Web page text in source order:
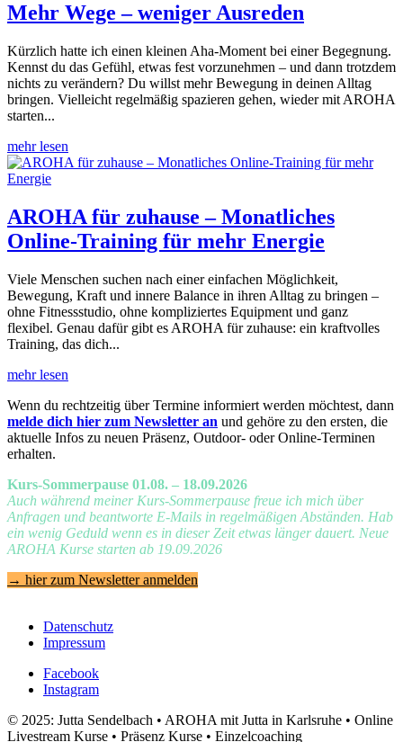
Mehr Wege – weniger Ausreden
Kürzlich hatte ich einen kleinen Aha-Moment bei einer Begegnung.
Kennst du das Gefühl, etwas fest vorzunehmen – und dann trotzdem
nichts zu verändern? Du willst mehr Bewegung in deinen Alltag
bringen. Vielleicht regelmäßig spazieren gehen, wieder mit AROHA
starten...
mehr lesen
AROHA für zuhause – Monatliches
Online-Training für mehr Energie
Viele Menschen suchen nach einer einfachen Möglichkeit,
Bewegung, Kraft und innere Balance in ihren Alltag zu bringen –
ohne Fitnessstudio, ohne kompliziertes Equipment und ganz
flexibel. Genau dafür gibt es AROHA für zuhause: ein kraftvolles
Training, das dich...
mehr lesen
Wenn du rechtzeitig über Termine informiert werden möchtest, dann
melde dich hier zum Newsletter an und gehöre zu den ersten, die
aktuelle Infos zu neuen Präsenz, Outdoor- oder Online-Terminen
erhalten.
Kurs-Sommerpause 01.08. – 18.09.2026
Auch während meiner Kurs-Sommerpause freue ich mich über
Anfragen und beantworte E-Mails in regelmäßigen Abständen. Hab
ein wenig Geduld wenn es in dieser Zeit etwas länger dauert. Neue
AROHA Kurse starten ab 19.09.2026
→ hier zum Newsletter anmelden
Datenschutz
Impressum
Facebook
Instagram
© 2025: Jutta Sendelbach • AROHA mit Jutta in Karlsruhe • Online
Livestream Kurse • Präsenz Kurse • Einzelcoaching